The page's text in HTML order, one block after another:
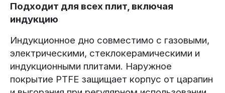
Подходит для всех плит, включая
индукцию
Индукционное дно совместимо с газовыми,
электрическими, стеклокерамическими и
индукционными плитами. Наружное
покрытие PTFE защищает корпус от царапин